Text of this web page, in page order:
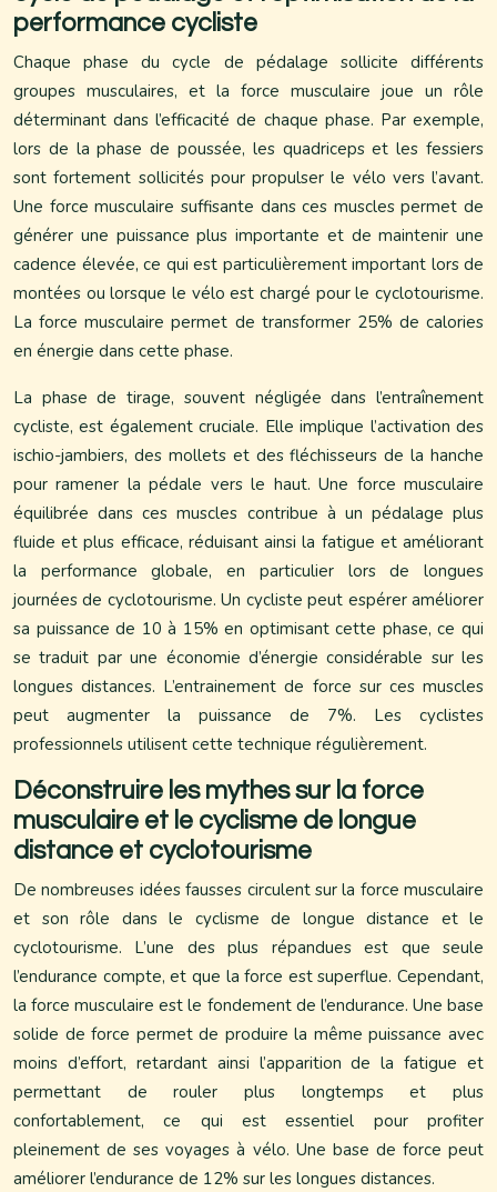
performance cycliste
Chaque phase du cycle de pédalage sollicite différents
groupes musculaires, et la force musculaire joue un rôle
déterminant dans l’efficacité de chaque phase. Par exemple,
lors de la phase de poussée, les quadriceps et les fessiers
sont fortement sollicités pour propulser le vélo vers l’avant.
Une force musculaire suffisante dans ces muscles permet de
générer une puissance plus importante et de maintenir une
cadence élevée, ce qui est particulièrement important lors de
montées ou lorsque le vélo est chargé pour le cyclotourisme.
La force musculaire permet de transformer 25% de calories
en énergie dans cette phase.
La phase de tirage, souvent négligée dans l’entraînement
cycliste, est également cruciale. Elle implique l’activation des
ischio-jambiers, des mollets et des fléchisseurs de la hanche
pour ramener la pédale vers le haut. Une force musculaire
équilibrée dans ces muscles contribue à un pédalage plus
fluide et plus efficace, réduisant ainsi la fatigue et améliorant
la performance globale, en particulier lors de longues
journées de cyclotourisme. Un cycliste peut espérer améliorer
sa puissance de 10 à 15% en optimisant cette phase, ce qui
se traduit par une économie d’énergie considérable sur les
longues distances. L’entrainement de force sur ces muscles
peut augmenter la puissance de 7%. Les cyclistes
professionnels utilisent cette technique régulièrement.
Déconstruire les mythes sur la force
musculaire et le cyclisme de longue
distance et cyclotourisme
De nombreuses idées fausses circulent sur la force musculaire
et son rôle dans le cyclisme de longue distance et le
cyclotourisme. L’une des plus répandues est que seule
l’endurance compte, et que la force est superflue. Cependant,
la force musculaire est le fondement de l’endurance. Une base
solide de force permet de produire la même puissance avec
moins d’effort, retardant ainsi l’apparition de la fatigue et
permettant de rouler plus longtemps et plus
confortablement, ce qui est essentiel pour profiter
pleinement de ses voyages à vélo. Une base de force peut
améliorer l’endurance de 12% sur les longues distances.